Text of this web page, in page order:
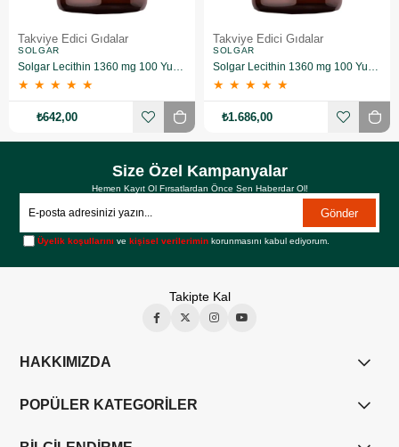
Takviye Edici Gıdalar
SOLGAR
Solgar Lecithin 1360 mg 100 Yumuşak Jelatin Kapsül
★ ★ ★ ★ ★
₺642,00
Takviye Edici Gıdalar
SOLGAR
Solgar Lecithin 1360 mg 100 Yumuşak Jelatin Kapsül 3 Adet
★ ★ ★ ★ ★
₺1.686,00
Size Özel Kampanyalar
Hemen Kayıt Ol Fırsatlardan Önce Sen Haberdar Ol!
Gönder
Üyelik koşullarını vekişisel verilerimin korunmasını kabul ediyorum.
Takipte Kal
HAKKIMIZDA
POPÜLER KATEGORİLER